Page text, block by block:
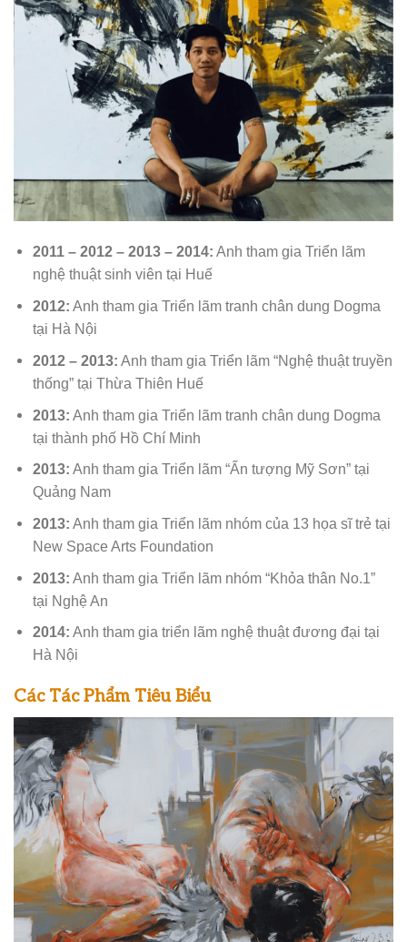
2011 – 2012 – 2013 – 2014: Anh tham gia Triển lãm
nghệ thuật sinh viên tại Huế
2012: Anh tham gia Triển lãm tranh chân dung Dogma
tại Hà Nội
2012 – 2013: Anh tham gia Triển lãm “Nghệ thuật truyền
thống” tại Thừa Thiên Huế
2013: Anh tham gia Triển lãm tranh chân dung Dogma
tại thành phố Hồ Chí Minh
2013: Anh tham gia Triển lãm “Ấn tượng Mỹ Sơn” tại
Quảng Nam
2013: Anh tham gia Triển lãm nhóm của 13 họa sĩ trẻ tại
New Space Arts Foundation
2013: Anh tham gia Triển lãm nhóm “Khỏa thân No.1”
tại Nghệ An
2014: Anh tham gia triển lãm nghệ thuật đương đại tại
Hà Nội
Các Tác Phẩm Tiêu Biểu